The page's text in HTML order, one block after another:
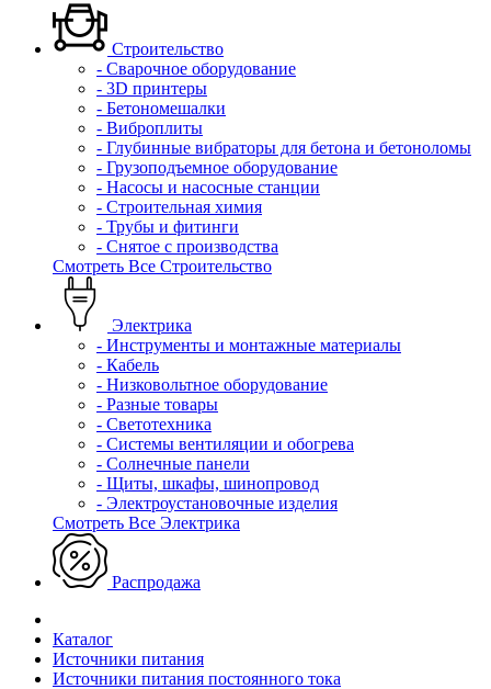
Строительство
- Сварочное оборудование
- 3D принтеры
- Бетономешалки
- Виброплиты
- Глубинные вибраторы для бетона и бетоноломы
- Грузоподъемное оборудование
- Насосы и насосные станции
- Строительная химия
- Трубы и фитинги
- Снятое с производства
Смотреть Все Строительство
Электрика
- Инструменты и монтажные материалы
- Кабель
- Низковольтное оборудование
- Разные товары
- Светотехника
- Системы вентиляции и обогрева
- Солнечные панели
- Щиты, шкафы, шинопровод
- Электроустановочные изделия
Смотреть Все Электрика
Распродажа
Каталог
Источники питания
Источники питания постоянного тока